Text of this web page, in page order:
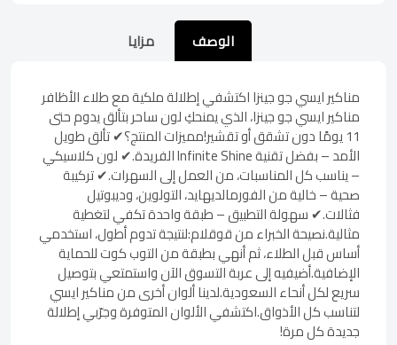
الوصف مزايا
مناكير ايسي جو جينزا اكتشفي إطلالة ملكية مع طلاء الأظافر
مناكير ايسي جو جينزا، الذي يمنحكِ لون ساحر بتألق يدوم حتى
11 يومًا دون تشقق أو تقشير!مميزات المنتج؟✔ تألق طويل
الأمد – بفضل تقنية Infinite Shine الفريدة.✔ لون كلاسيكي
– يناسب كل المناسبات، من العمل إلى السهرات.✔ تركيبة
صحية – خالية من الفورمالديهايد، التولوين، وديبوتيل
فثالات.✔ سهولة التطبيق – طبقة واحدة تكفي لتغطية
مثالية.نصيحة الخبراء من قوقلام:لنتيجة تدوم أطول، استخدمي
أساس قبل الطلاء، ثم أنهي بطبقة من التوب كوت للحماية
الإضافية.أضيفيه إلى عربة التسوق الآن واستمتعي بتوصيل
سريع لكل أنحاء السعودية.لدينا ألوان أخرى من مناكير ايسي
لتناسب كل الأذواق.اكتشفي الألوان المتوفرة وجرّبي إطلالة
جديدة كل مرة!